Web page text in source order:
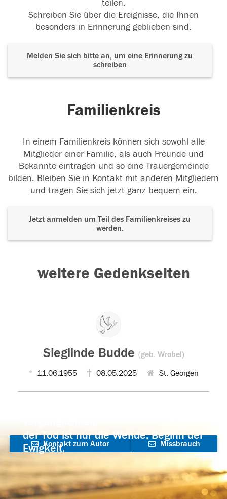
teilen.
Schreiben Sie über die Ereignisse, die Ihnen
besonders in Erinnerung geblieben sind.
Melden Sie sich bitte an, um eine Erinnerung zu
schreiben
Familienkreis
In einem Familienkreis können sich sowohl alle
Mitglieder einer Familie, als auch Freunde und
Bekannte eintragen und so eine Trauergemeinde
bilden. Bleiben Sie in Kontakt mit anderen Mitgliedern
und tragen Sie sich jetzt ganz bequem ein.
Jetzt anmelden um Teil des Familienkreises zu
werden.
weitere Gedenkseiten
Sieglinde Budde (geb. Wrobel)
11.06.1955 08.05.2025 St. Georgen
der Tod ist nur die Wende, Beginn der
Ewigkeit.
Kontakt zum Autor
aufnehmen
Missbrauch